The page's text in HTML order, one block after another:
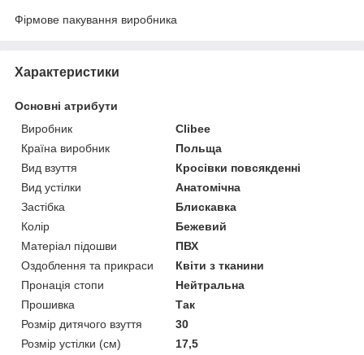
Фірмове пакування виробника
Характеристики
Основні атрибути
Виробник
Clibee
Країна виробник
Польща
Вид взуття
Кросівки повсякденні
Вид устілки
Анатомічна
Застібка
Блискавка
Колір
Бежевий
Матеріал підошви
ПВХ
Оздоблення та прикраси
Квіти з тканини
Пронація стопи
Нейтральна
Прошивка
Так
Розмір дитячого взуття
30
Розмір устілки (см)
17,5